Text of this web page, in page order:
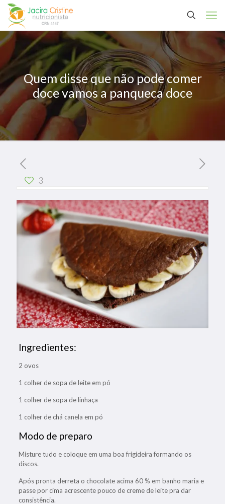
Quem disse que não pode comer
doce vamos a panqueca doce
3
Ingredientes:
2 ovos
1 colher de sopa de leite em pó
1 colher de sopa de linhaça
1 colher de chá canela em pó
Modo de preparo
Misture tudo e coloque em uma boa frigideira formando os
discos.
Após pronta derreta o chocolate acima 60 % em banho maria e
passe por cima acrescente pouco de creme de leite pra dar
consistência.